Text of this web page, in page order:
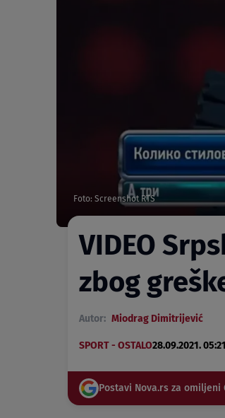
Foto: Screenshot RTS
VIDEO
zbog
Autor: Miodrag Dimitrijević
SPORT - OSTALO28.09.2021. 05:21
Postavi Nova.rs za omiljeni